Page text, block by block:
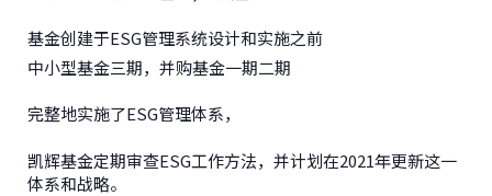
基金创建于ESG管理系统设计和实施之前
中小型基金三期，并购基金一期二期
完整地实施了ESG管理体系，
凯辉基金定期审查ESG工作方法，并计划在2021年更新这一
体系和战略。